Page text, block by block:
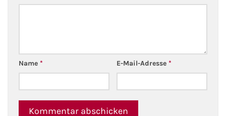
Name * E-Mail-Adresse *